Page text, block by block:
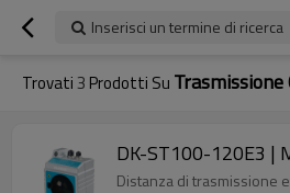
Inserisci un termine di ricerca
Trovati3 Prodotti Su
DK-ST100-120E3 |
Distanza di trasmissione